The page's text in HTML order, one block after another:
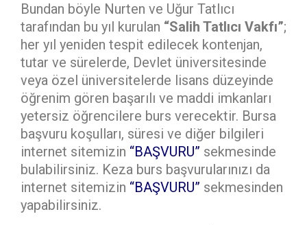
Bundan böyle Nurten ve Uğur Tatlıcı
tarafından bu yıl kurulan “Salih Tatlıcı Vakfı”;
her yıl yeniden tespit edilecek kontenjan,
tutar ve sürelerde, Devlet üniversitesinde
veya özel üniversitelerde lisans düzeyinde
öğrenim gören başarılı ve maddi imkanları
yetersiz öğrencilere burs verecektir. Bursa
başvuru koşulları, süresi ve diğer bilgileri
internet sitemizin “BAŞVURU” sekmesinde
bulabilirsiniz. Keza burs başvurularınızı da
internet sitemizin “BAŞVURU” sekmesinden
yapabilirsiniz.